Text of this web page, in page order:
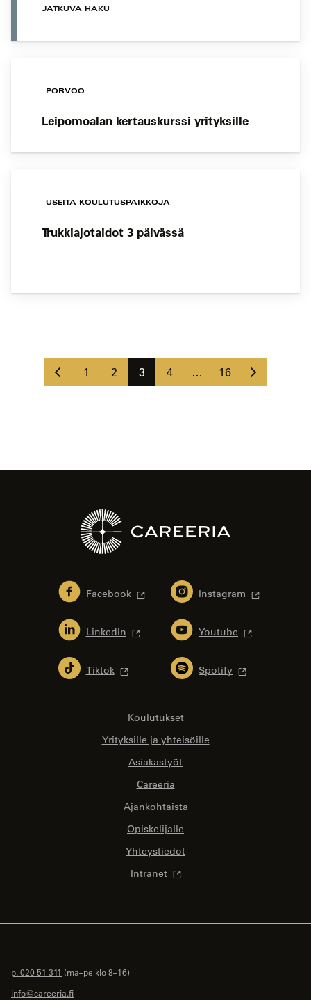
JATKUVA HAKU
PORVOO
Leipomoalan kertauskurssi yrityksille
USEITA KOULUTUSPAIKKOJA
Trukkiajotaidot 3 päivässä
Edellinen
Sivu
1 Sivu
2 Sivu
3 Sivu
4 … Sivu
16
Seuraava
sivu
Facebook Instagram
LinkedIn Youtube
Tiktok Spotify
Koulutukset
Yrityksille ja yhteisöille
Asiakastyöt
Careeria
Ajankohtaista
Opiskelijalle
Yhteystiedot
Intranet
p. 020 51 311 (ma–pe klo 8–16)
info@careeria.fi